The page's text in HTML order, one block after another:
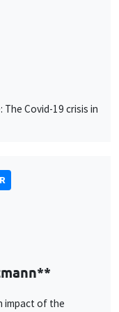
Covid-19 crisis in
impact of the